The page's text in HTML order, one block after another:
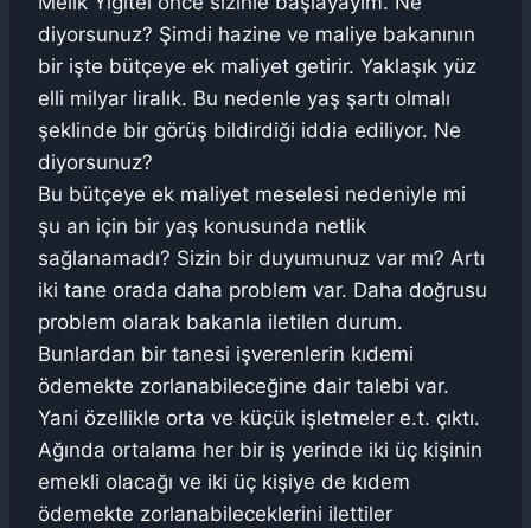
diyorsunuz? Şimdi hazine ve maliye bakanının
bir işte bütçeye ek maliyet getirir. Yaklaşık yüz
elli milyar liralık. Bu nedenle yaş şartı olmalı
şeklinde bir görüş bildirdiği iddia ediliyor. Ne
diyorsunuz?
Bu bütçeye ek maliyet meselesi nedeniyle mi
şu an için bir yaş konusunda netlik
sağlanamadı? Sizin bir duyumunuz var mı? Artı
iki tane orada daha problem var. Daha doğrusu
problem olarak bakanla iletilen durum.
Bunlardan bir tanesi işverenlerin kıdemi
ödemekte zorlanabileceğine dair talebi var.
Yani özellikle orta ve küçük işletmeler e.t. çıktı.
Ağında ortalama her bir iş yerinde iki üç kişinin
emekli olacağı ve iki üç kişiye de kıdem
ödemekte zorlanabileceklerini ilettiler